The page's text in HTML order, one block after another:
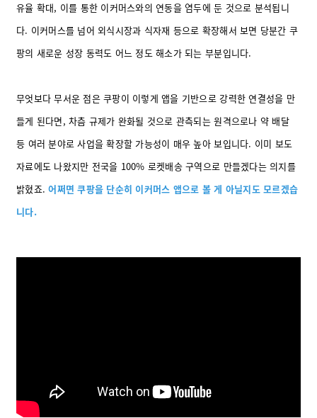
유율 확대, 이를 통한 이커머스와의 연동을 염두에 둔 것으로 분석됩니
다. 이커머스를 넘어 외식시장과 식자재 등으로 확장해서 보면 당분간 쿠
팡의 새로운 성장 동력도 어느 정도 해소가 되는 부분입니다.
무엇보다 무서운 점은 쿠팡이 이렇게 앱을 기반으로 강력한 연결성을 만
들게 된다면, 차츰 규제가 완화될 것으로 관측되는 원격으로나 약 배달
등 여러 분야로 사업을 확장할 가능성이 매우 높아 보입니다. 이미 보도
자료에도 나왔지만 전국을 100% 로켓배송 구역으로 만들겠다는 의지를
밝혔죠.어쩌면 쿠팡을 단순히 이커머스 앱으로 볼 게 아닐지도 모르겠습
니다.